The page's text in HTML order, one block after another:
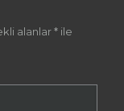
alanlar* ile